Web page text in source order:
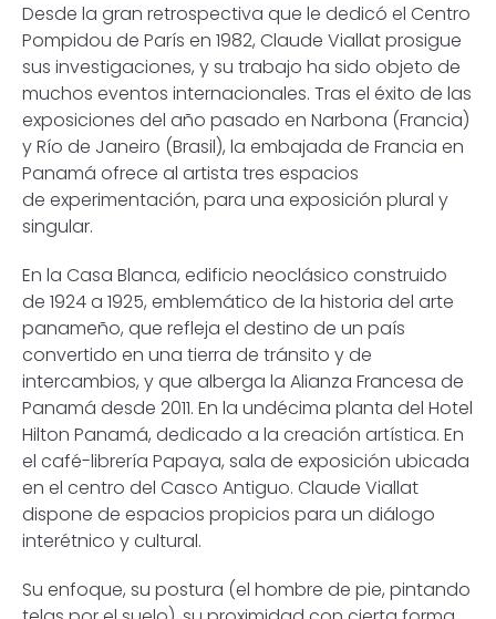
Desde la gran retrospectiva que le dedicó el Centro
Pompidou de París en 1982, Claude Viallat prosigue
sus investigaciones, y su trabajo ha sido objeto de
muchos eventos internacionales. Tras el éxito de las
exposiciones del año pasado en Narbona (Francia)
y Río de Janeiro (Brasil), la embajada de Francia en
Panamá ofrece al artista tres espacios
de experimentación, para una exposición plural y
singular.
En la Casa Blanca, edificio neoclásico construido
de 1924 a 1925, emblemático de la historia del arte
panameño, que refleja el destino de un país
convertido en una tierra de tránsito y de
intercambios, y que alberga la Alianza Francesa de
Panamá desde 2011. En la undécima planta del Hotel
Hilton Panamá, dedicado a la creación artística. En
el café-librería Papaya, sala de exposición ubicada
en el centro del Casco Antiguo. Claude Viallat
dispone de espacios propicios para un diálogo
interétnico y cultural.
Su enfoque, su postura (el hombre de pie, pintando